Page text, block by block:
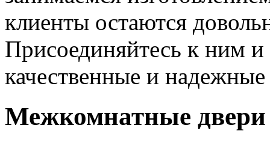
клиенты остаются
Присоединяйтесь к ним
качественные и
Межкомнатные двери